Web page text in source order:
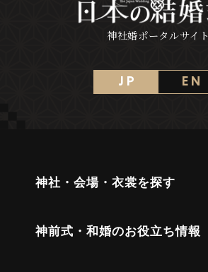
神社婚ポータルサイト
J P E N
神社・会場・衣裳を探す
神前式・和婚のお役立ち情報